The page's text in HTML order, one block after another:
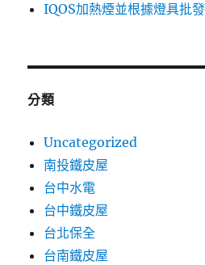
IQOS加熱煙並根據燈具批
分類
Uncategorized
南投鐵皮屋
台中水電
台中鐵皮屋
台北保全
台南鐵皮屋